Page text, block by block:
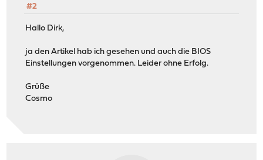
#2
Hallo Dirk,
ja den Artikel hab ich gesehen und auch die BIOS
Einstellungen vorgenommen. Leider ohne Erfolg.
Grüße
Cosmo